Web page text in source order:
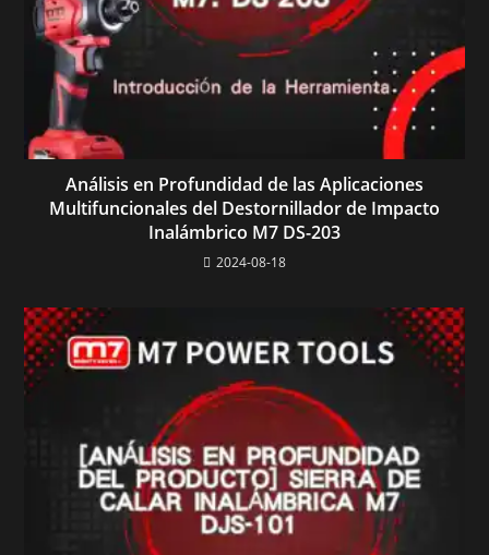
Análisis en Profundidad de las Aplicaciones
Multifuncionales del Destornillador de Impacto
Inalámbrico M7 DS-203
2024-08-18